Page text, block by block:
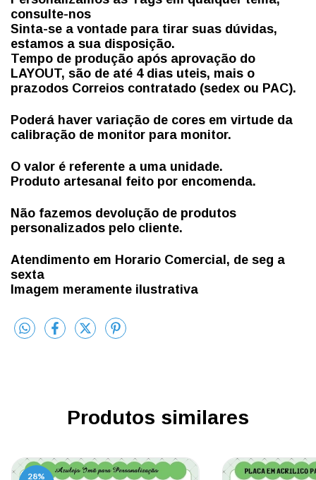
consulte-nos
Sinta-se a vontade para tirar suas dúvidas,
estamos a sua disposição.
Tempo de produção após aprovação do
LAYOUT, são de até 4 dias uteis, mais o
prazodos Correios contratado (sedex ou PAC).
Poderá haver variação de cores em virtude da
calibração de monitor para monitor.
O valor é referente a uma unidade.
Produto artesanal feito por encomenda.
Não fazemos devolução de produtos
personalizados pelo cliente.
Atendimento em Horario Comercial, de seg a
sexta
Imagem meramente ilustrativa
Produtos similares
28%